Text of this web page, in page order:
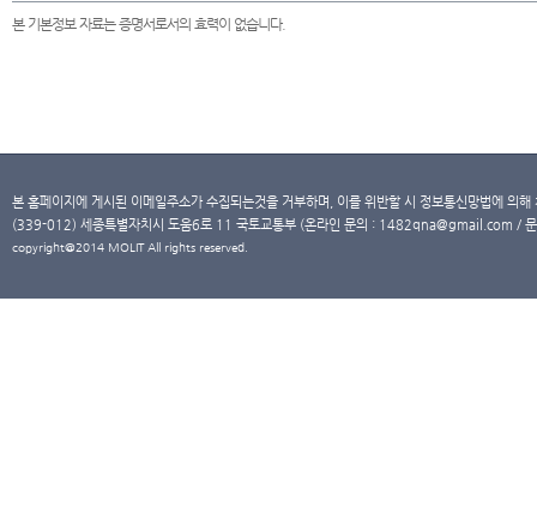
본 기본정보 자료는 증명서로서의 효력이 없습니다.
본 홈페이지에 게시된 이메일주소가 수집되는것을 거부하며, 이를 위반할 시 정보통신망법에 의
(339-012) 세종특별자치시 도움6로 11 국토교통부 (온라인 문의 : 1482qna@gmail.com /
copyright@2014 MOLIT All rights reserved.